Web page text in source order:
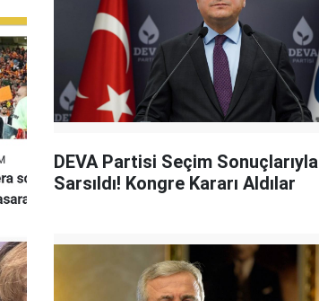
DEVA Partisi Seçim Sonuçlarıyla
Sarsıldı! Kongre Kararı Aldılar